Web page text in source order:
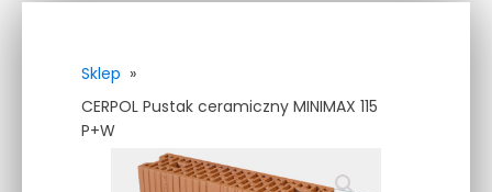
Sklep »
CERPOL Pustak ceramiczny MINIMAX 115
P+W